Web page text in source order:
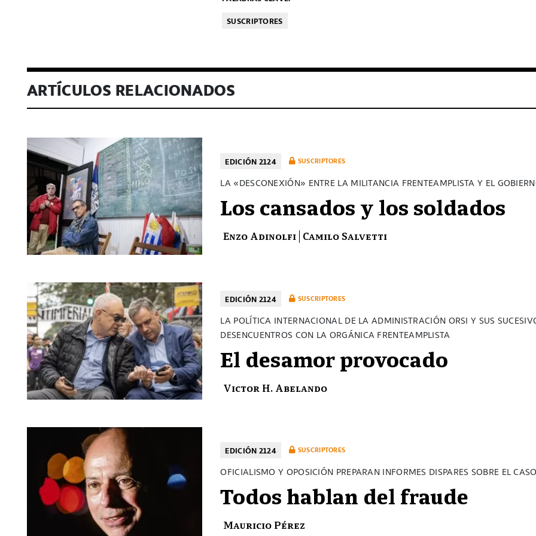
SUSCRIPTORES
ARTÍCULOS RELACIONADOS
EDICIÓN 2124 SUSCRIPTORES
LA «DESCONEXIÓN» ENTRE LA MILITANCIA FRENTEAMPLISTA Y EL
Los cansados y los soldados
Enzo Adinolfi Camilo Salvetti
EDICIÓN 2124 SUSCRIPTORES
LA POLÍTICA INTERNACIONAL DE LA ADMINISTRACIÓN ORSI Y SUS
DESENCUENTROS CON LA ORGÁNICA FRENTEAMPLISTA
El desamor provocado
Victor H. Abelando
EDICIÓN 2124 SUSCRIPTORES
OFICIALISMO Y OPOSICIÓN PREPARAN INFORMES DISPARES SOBRE EL
Todos hablan del fraude
Mauricio Pérez